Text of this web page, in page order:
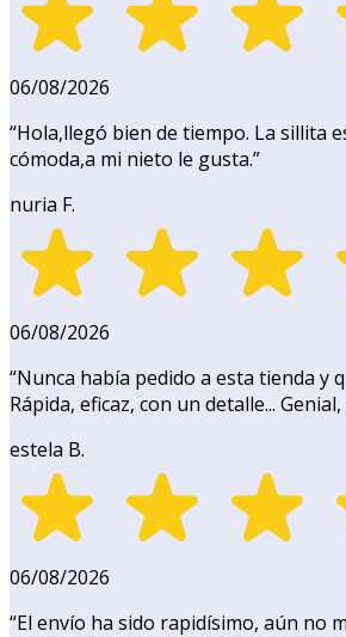
06/08/2026
“Hola,llegó bien de tiempo. La sillita
cómoda,a mi nieto le gusta.”
nuria F.
06/08/2026
“Nunca había pedido a esta tienda y
Rápida, eficaz, con un detalle...
estela B.
06/08/2026
“El envío ha sido rapidísimo, aún no